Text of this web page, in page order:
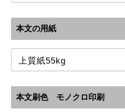
本文の用紙
本文刷色 モノクロ印刷